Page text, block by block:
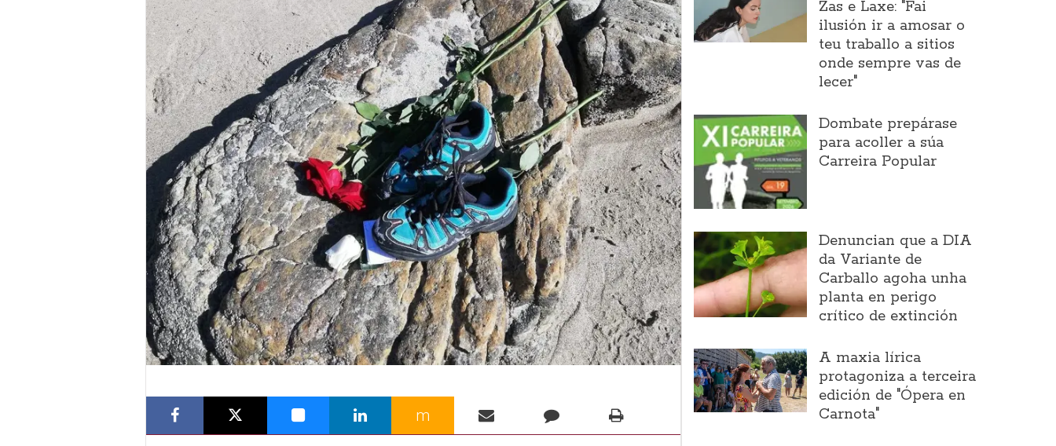
m
Zas e Laxe: "Fai
ilusión ir a amosar o
teu traballo a sitios
onde sempre vas de
lecer"
Dombate prepárase
para acoller a súa
Carreira Popular
Denuncian que a DIA
da Variante de
Carballo agoha unha
planta en perigo
crítico de extinción
A maxia lírica
protagoniza a terceira
edición de "Ópera en
Carnota"